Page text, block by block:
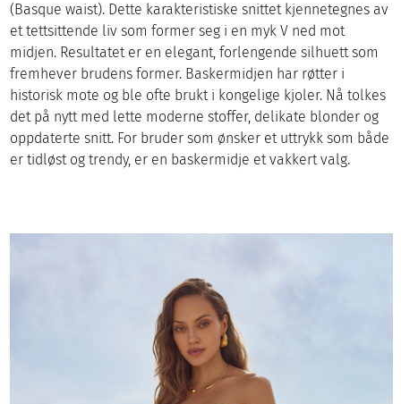
(Basque waist). Dette karakteristiske snittet kjennetegnes av
et tettsittende liv som former seg i en myk V ned mot
midjen. Resultatet er en elegant, forlengende silhuett som
fremhever brudens former. Baskermidjen har røtter i
historisk mote og ble ofte brukt i kongelige kjoler. Nå tolkes
det på nytt med lette moderne stoffer, delikate blonder og
oppdaterte snitt. For bruder som ønsker et uttrykk som både
er tidløst og trendy, er en baskermidje et vakkert valg.